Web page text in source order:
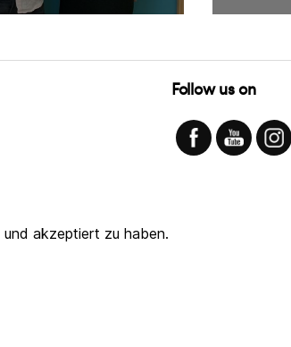
und akzeptiert zu haben.
Follow us on